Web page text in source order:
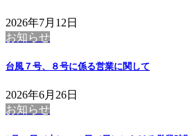
2026年7月12日
お知らせ
台風７号、８号に係る営業に関して
2026年6月26日
お知らせ